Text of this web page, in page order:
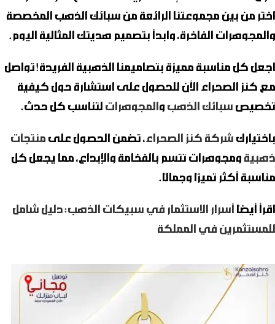
اختر من بين مجموعتنا الرائعة من سبائك الذهب المخصصة
والمجوهرات الفاخرة، وابدأ بتصميم هديتك المثالية اليوم.
اجعل كل مناسبة مميزة بتصاميمنا الذهبية الفريدة! تواصل
مع كنز الصحراء الآن للحصول على استشارة حول كيفية
تخصيص سبائك الذهب و المجوهرات لتناسب كل حدث.
باختيارك شركة كنز الصحراء، تضمن الحصول على منتجات
ذهبية ومجوهرات تتسم بالفخامة والإبداع، مما يجعل كل
مناسبة أكثر تميزًا وجمالًا.
اقرأ أيضًا
أسرار الاستثمار في سبيكات الذهب: دليل شامل
للمستثمرين في المملكة